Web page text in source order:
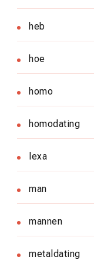
heb
hoe
homo
homodating
lexa
man
mannen
metaldating